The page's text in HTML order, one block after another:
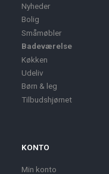
Nyheder
Bolig
Småmøbler
Badeværelse
Køkken
Udeliv
Børn & leg
Tilbudshjørnet
KONTO
Min konto